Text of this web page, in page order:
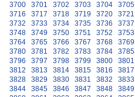
3700
3701 3702 3703 3704 3705
3716
3717 3718 3719 3720 3721
3732
3733 3734 3735 3736 3737
3748
3749 3750 3751 3752 3753
3764
3765 3766 3767 3768 3769
3780
3781 3782 3783 3784 3785
3796
3797 3798 3799 3800 3801
3812
3813 3814 3815 3816 3817
3828
3829 3830 3831 3832 3833
3844
3845 3846 3847 3848 3849